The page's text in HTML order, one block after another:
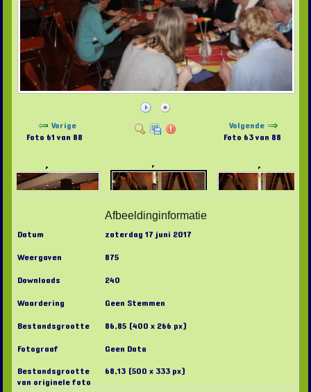
Vorige
Foto 61 van 88
Volgende
Foto 63 van 88
Afbeeldinginformatie
Datum
zaterdag 17 juni 2017
Weergaven
875
Downloads
240
Waardering
Geen Stemmen
Bestandsgrootte
86,85 (400 x 266 px)
Fotograaf
Geen Data
Bestandsgrootte
van originele foto
68,13 (500 x 333 px)